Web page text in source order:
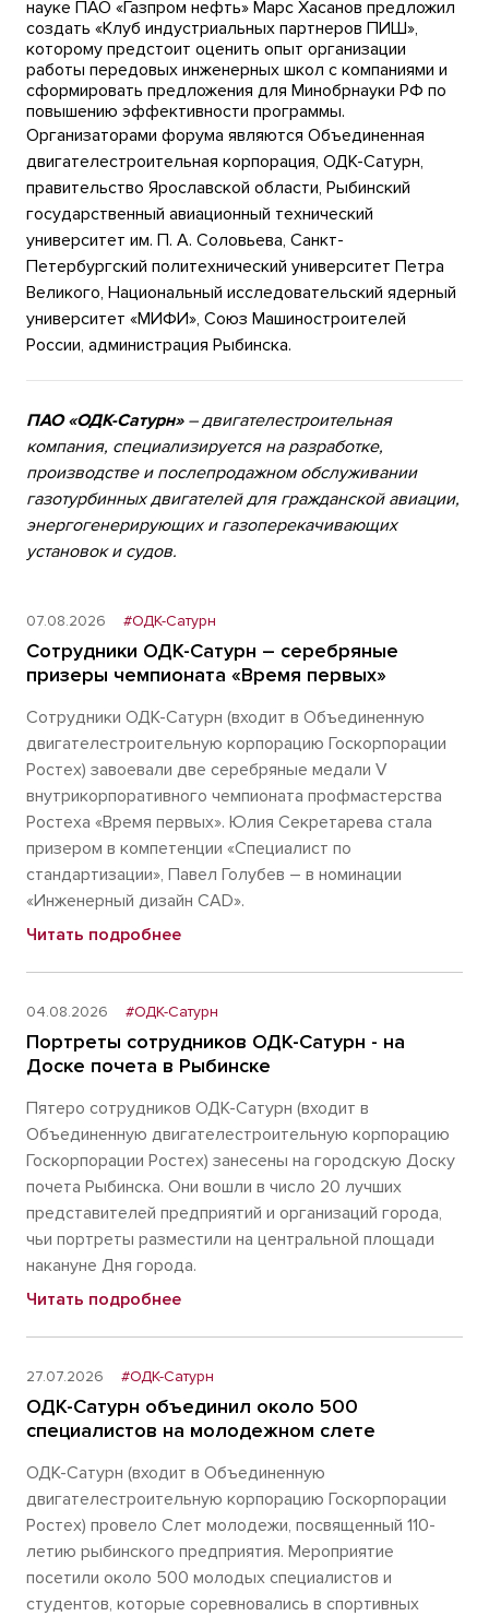
науке ПАО «Газпром нефть» Марс Хасанов предложил
создать «Клуб индустриальных партнеров ПИШ»,
которому предстоит оценить опыт организации
работы передовых инженерных школ с компаниями и
сформировать предложения для Минобрнауки РФ по
повышению эффективности программы.
Организаторами форума являются Объединенная
двигателестроительная корпорация, ОДК-Сатурн,
правительство Ярославской области, Рыбинский
государственный авиационный технический
университет им. П. А. Соловьева, Санкт-
Петербургский политехнический университет Петра
Великого, Национальный исследовательский ядерный
университет «МИФИ», Союз Машиностроителей
России, администрация Рыбинска.
ПАО «ОДК-Сатурн» – двигателестроительная
компания, специализируется на разработке,
производстве и послепродажном обслуживании
газотурбинных двигателей для гражданской авиации,
энергогенерирующих и газоперекачивающих
установок и судов.
07.08.2026 #ОДК-Сатурн
Сотрудники ОДК-Сатурн – серебряные
призеры чемпионата «Время первых»
Сотрудники ОДК-Сатурн (входит в Объединенную
двигателестроительную корпорацию Госкорпорации
Ростех) завоевали две серебряные медали V
внутрикорпоративного чемпионата профмастерства
Ростеха «Время первых». Юлия Секретарева стала
призером в компетенции «Специалист по
стандартизации», Павел Голубев – в номинации
«Инженерный дизайн CAD».
Читать подробнее
04.08.2026 #ОДК-Сатурн
Портреты сотрудников ОДК-Сатурн - на
Доске почета в Рыбинске
Пятеро сотрудников ОДК-Сатурн (входит в
Объединенную двигателестроительную корпорацию
Госкорпорации Ростех) занесены на городскую Доску
почета Рыбинска. Они вошли в число 20 лучших
представителей предприятий и организаций города,
чьи портреты разместили на центральной площади
накануне Дня города.
Читать подробнее
27.07.2026 #ОДК-Сатурн
ОДК-Сатурн объединил около 500
специалистов на молодежном слете
ОДК-Сатурн (входит в Объединенную
двигателестроительную корпорацию Госкорпорации
Ростех) провело Слет молодежи, посвященный 110-
летию рыбинского предприятия. Мероприятие
посетили около 500 молодых специалистов и
студентов, которые соревновались в спортивных